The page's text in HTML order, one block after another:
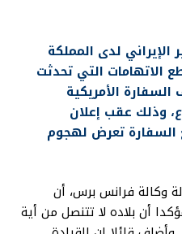
لدى المملكة
الاتهامات التي تحدثت
الأمريكية
وذلك عقب إعلان
السفارة تعرض لهجوم
وكالة فرانس برس، أن
أن بلاده لا تتنصل من أية